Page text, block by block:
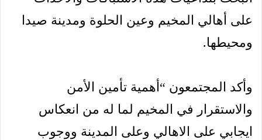
على أهالي المخيم وعين الحلوة ومدينة صيدا
ومحيطها.
وأكد المجتمعون “أهمية تأمين الأمن
والاستقرار في المخيم لما له من انعكاس
ايجابي على الاهالي وعلى المدينة ووجوب